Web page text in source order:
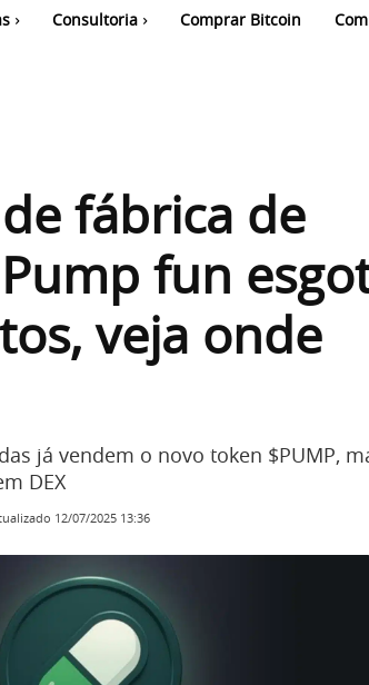
Consultoria Comprar Bitcoin
fábrica de
fun
veja onde
já vendem o novo token $PUMP,
DEX
12/07/2025 13:36